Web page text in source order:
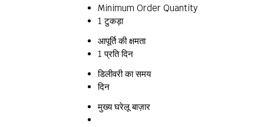
Minimum Order Quantity
1 टुकड़ा
आपूर्ति की क्षमता
1 प्रति दिन
डिलीवरी का समय
दिन
मुख्य घरेलू बाज़ार